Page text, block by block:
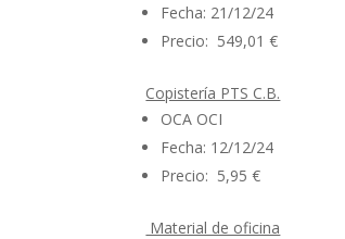
Fecha: 21/12/24
Precio: 549,01 €
Copistería PTS C.B.
OCA OCI
Fecha: 12/12/24
Precio: 5,95 €
Material de oficina